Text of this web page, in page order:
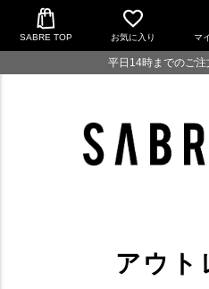
SABRE TOP お気に入り マ
平日14時までのご注
アウト